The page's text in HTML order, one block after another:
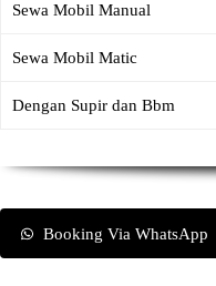
Sewa Mobil Manual
Sewa Mobil Matic
Dengan Supir dan Bbm
Booking Via WhatsApp